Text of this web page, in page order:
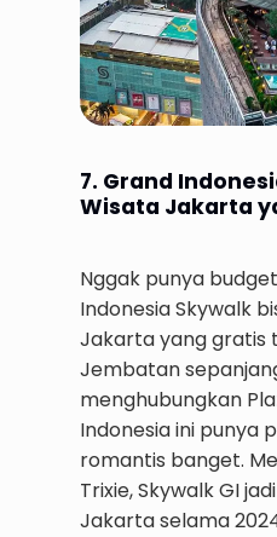
7. Grand
Wisata Jakarta
Nggak punya
Indonesia Skywalk
Jakarta yang gratis
Jembatan
menghubungkan
Indonesia ini punya
romantis banget.
Trixie, Skywalk GI
Jakarta selama